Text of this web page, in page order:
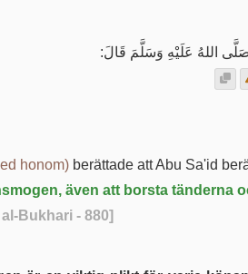
اللهُ عَلَيْهِ وَسَلَّمَ قَالَ:
honom)
även att borsta tänderna
Bukhari - 880]